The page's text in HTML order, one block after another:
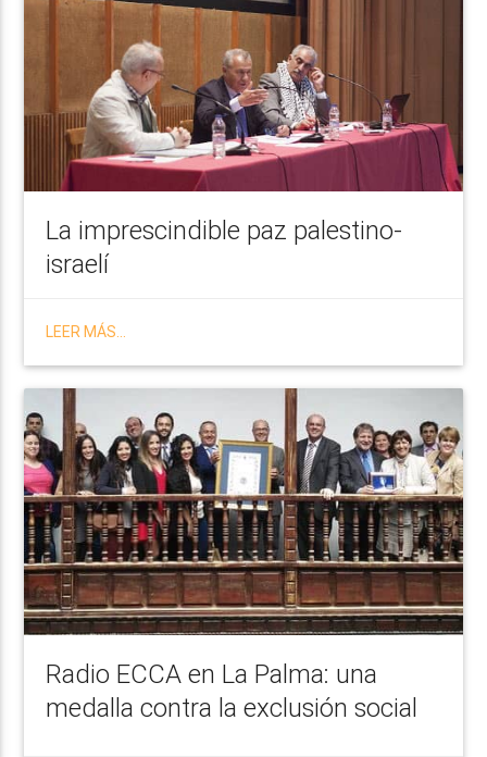
La imprescindible paz palestino-
israelí
LEER MÁS...
Radio ECCA en La Palma: una
medalla contra la exclusión social